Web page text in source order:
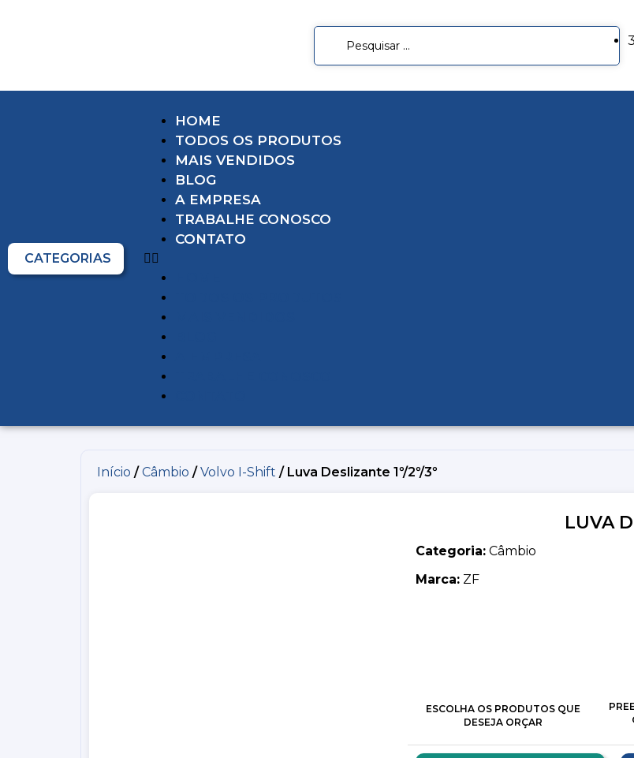
CATEGORIAS
HOME
TODOS OS PRODUTOS
MAIS VENDIDOS
BLOG
A EMPRESA
TRABALHE CONOSCO
CONTATO
Início /Câmbio /Volvo I-Shift / Luva Deslizante 1º/2º/3º
LUVA
Categoria: Câmbio
Marca: ZF
ESCOLHA OS PRODUTOS QUE
DESEJA ORÇAR